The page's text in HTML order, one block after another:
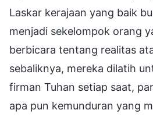
Laskar kerajaan yang baik
menjadi sekelompok orang
berbicara tentang realitas
sebaliknya, mereka dilatih
firman Tuhan setiap saat,
apa pun kemunduran yang